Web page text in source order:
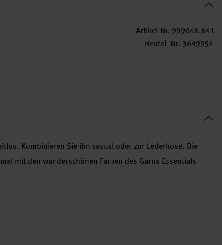
Artikel-Nr. 999046.641
Bestell-Nr. 3649954
Kombinieren Sie ihn casual oder zur Lederhose. Die
mit den wunderschönen Farben des Garns Essentials